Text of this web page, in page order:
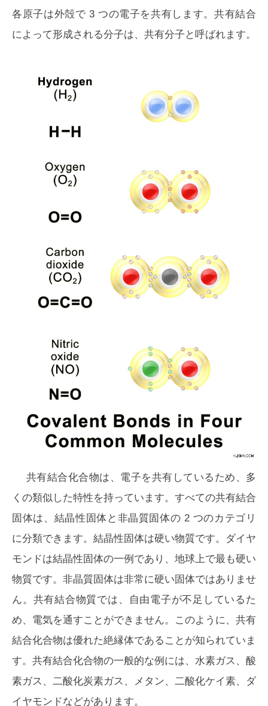
各原子は外殻で 3 つの電子を共有します。共有結合
によって形成される分子は、共有分子と呼ばれます。
共有結合化合物は、電子を共有しているため、多
くの類似した特性を持っています。すべての共有結合
固体は、結晶性固体と非晶質固体の 2 つのカテゴリ
に分類できます。結晶性固体は硬い物質です。ダイヤ
モンドは結晶性固体の一例であり、地球上で最も硬い
物質です。非晶質固体は非常に硬い固体ではありませ
ん。共有結合物質では、自由電子が不足しているた
め、電気を通すことができません。このように、共有
結合化合物は優れた絶縁体であることが知られていま
す。共有結合化合物の一般的な例には、水素ガス、酸
素ガス、二酸化炭素ガス、メタン、二酸化ケイ素、ダ
イヤモンドなどがあります。